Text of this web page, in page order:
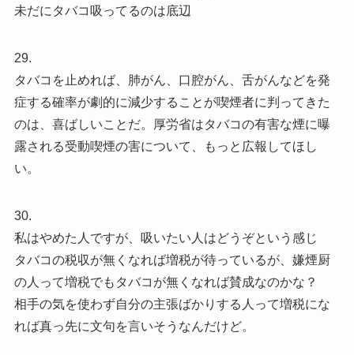
未だにタバコ吸ってるのは底辺
29.
タバコを止めれば、肺がん、口腔がん、舌がんなどを発
症する確率が劇的に減少することが喫煙者に判ってきた
のは、喜ばしいことだ。厚労省はタバコの有害な煙に曝
露される受動喫煙の害について、もっと広報してほし
い。
30.
私はやめた人ですが、吸いたい人はどうぞという感じ
タバコの税収が無くなれば増税が待っているが、嫌煙厨
の人って増税でもタバコが無くなれば賛成なのかな？
相手の気を使わず自分の主張ばかりする人って増税にな
れば真っ先に文句を言いそうなんだけど。